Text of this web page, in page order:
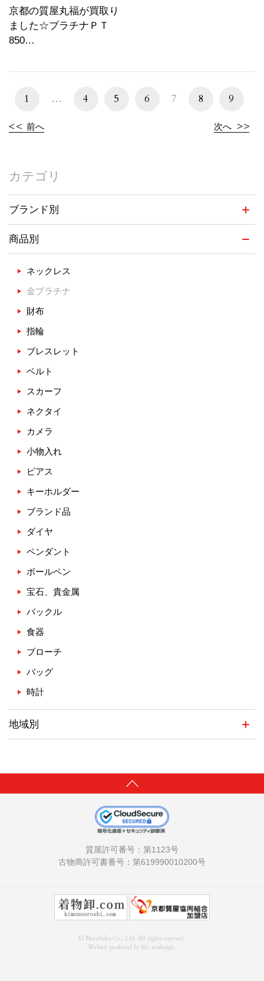
京都の質屋丸福が買取り
ました☆プラチナＰＴ
850…
前へ
1 … 4 5 6 7 8 9
次へ
カテゴリ
ブランド別
商品別
ネックレス
金プラチナ
財布
指輪
ブレスレット
ベルト
スカーフ
ネクタイ
カメラ
小物入れ
ピアス
キーホルダー
ブランド品
ダイヤ
ペンダント
ボールペン
宝石、貴金属
バックル
食器
ブローチ
バッグ
時計
地域別
質屋許可番号：第1123号
古物商許可書番号：第619990010200号
© Marufuku Co., Ltd. All rights reserved.
Website produced by bit, seodesign.